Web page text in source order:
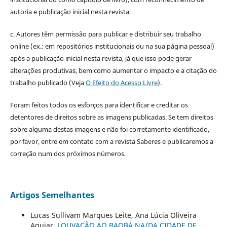
autoria e publicação inicial nesta revista.
c. Autores têm permissão para publicar e distribuir seu trabalho
online (ex.: em repositórios institucionais ou na sua página pessoal)
após a publicação inicial nesta revista, já que isso pode gerar
alterações produtivas, bem como aumentar o impacto e a citação do
trabalho publicado (VejaO Efeito do Acesso Livre).
Foram feitos todos os esforços para identificar e creditar os
detentores de direitos sobre as imagens publicadas. Se tem direitos
sobre alguma destas imagens e não foi corretamente identificado,
por favor, entre em contato com a revista Saberes e publicaremos a
correção num dos próximos números.
Artigos Semelhantes
Lucas Sullivam Marques Leite, Ana Lúcia Oliveira